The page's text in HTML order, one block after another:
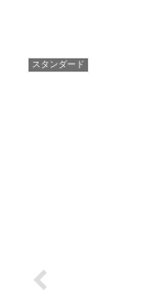
スタンダード